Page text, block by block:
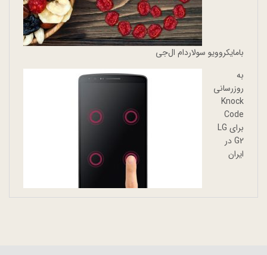
بامایکروویو سولاردام ال‌جی
به
روزرسانی
Knock
Code
برای LG
G2 در
ایران